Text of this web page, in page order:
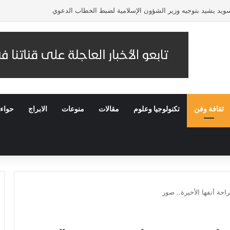
يشيد بتوجيه وزير الشؤون الإسلامية لضبط الخطاب الدعوي
ثقافة وفن تكنولوجيا وعلوم مقالات منوعات الابراج حواء
أنفها الأخيرة.. صور